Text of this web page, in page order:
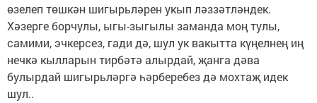
өзелеп төшкән шигырьләрен укып ләззәтләндек.
Хәзерге борчулы, ыгы-зыгылы заманда моң тулы,
самими, эчкерсез, гади дә, шул ук вакытта күңелнең иң
нечкә кылларын тирбәтә алырдай, җанга дәва
булырдай шигырьләргә һәрберебез дә мохтаҗ идек
шул..